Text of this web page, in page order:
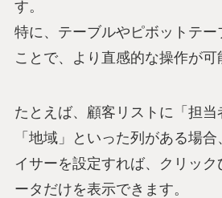
す。
特に、テーブルやピボットテー
ことで、より直感的な操作が可
たとえば、顧客リストに「担当
「地域」といった列がある場
イサーを設定すれば、クリッ
ータだけを表示できます。